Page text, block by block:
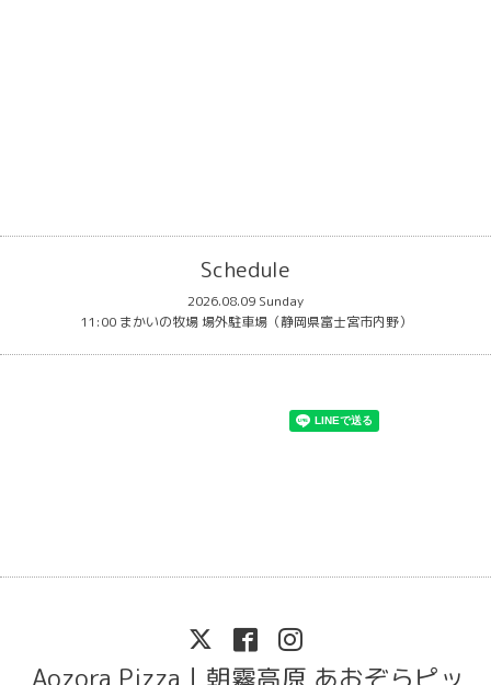
Schedule
2026.08.09 Sunday
11:00 まかいの牧場 場外駐車場（静岡県富士宮市内野）
Aozora Pizza｜朝霧高原 あおぞらピッ